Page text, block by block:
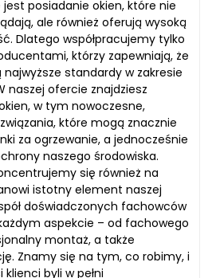
jest posiadanie okien, które nie
ale również oferują wysoką
Dlatego współpracujemy tylko
którzy zapewniają, że
najwyższe standardy w zakresie
naszej ofercie znajdziesz
w tym nowoczesne,
które mogą znacznie
za ogrzewanie, a jednocześnie
naszego środowiska.
się również na
istotny element naszej
doświadczonych fachowców
aspekcie – od fachowego
montaż, a także
Znamy się na tym, co robimy, i
byli w pełni